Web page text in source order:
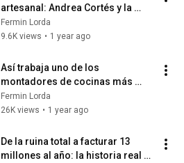
artesanal: Andrea Cortés y la
madera verde
Fermin Lorda
9.6K views • 1 year ago
Así trabaja uno de los
montadores de cocinas más
respetados de España
Fermin Lorda
26K views • 1 year ago
De la ruina total a facturar 13
millones al año: la historia real de